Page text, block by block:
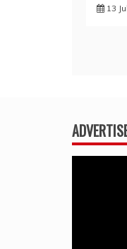
13